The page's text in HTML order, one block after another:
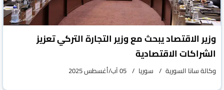
وزير الاقتصاد يبحث مع وزير التجارة التركي تعزيز
الشراكات الاقتصادية
وكالة سانا السورية سوريا 05 آب/أغسطس 2025